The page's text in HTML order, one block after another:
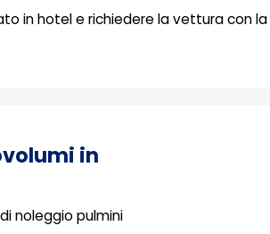
in hotel e richiedere la vettura con
in
noleggio pulmini